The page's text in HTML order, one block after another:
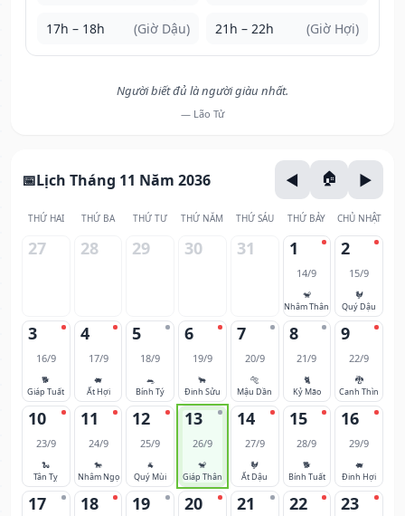
17h – 18h (Giờ Dậu) 21h – 22h (Giờ Hợi)
Người biết đủ là người giàu nhất.
— Lão Tử
Lịch Tháng 11 Năm 2036
THỨ HAI THỨ BA THỨ TƯ THỨ NĂM THỨ SÁU THỨ BẢY CHỦ NHẬT
27 28 29 30 31 1
14/9
🐒
Nhâm Thân
2
15/9
🐓
Quý Dậu
3
16/9
🐕
Giáp Tuất
4
17/9
🐖
Ất Hợi
5
18/9
🐀
Bính Tý
6
19/9
🐂
Đinh Sửu
7
20/9
🐅
Mậu Dần
8
21/9
🐈
Kỷ Mão
9
22/9
🐉
Canh Thìn
10
23/9
🐍
Tân Tỵ
11
24/9
🐎
Nhâm Ngọ
12
25/9
🐐
Quý Mùi
13
26/9
🐒
Giáp Thân
14
27/9
🐓
Ất Dậu
15
28/9
🐕
Bính Tuất
16
29/9
🐖
Đinh Hợi
17 18 19 20 21 22 23